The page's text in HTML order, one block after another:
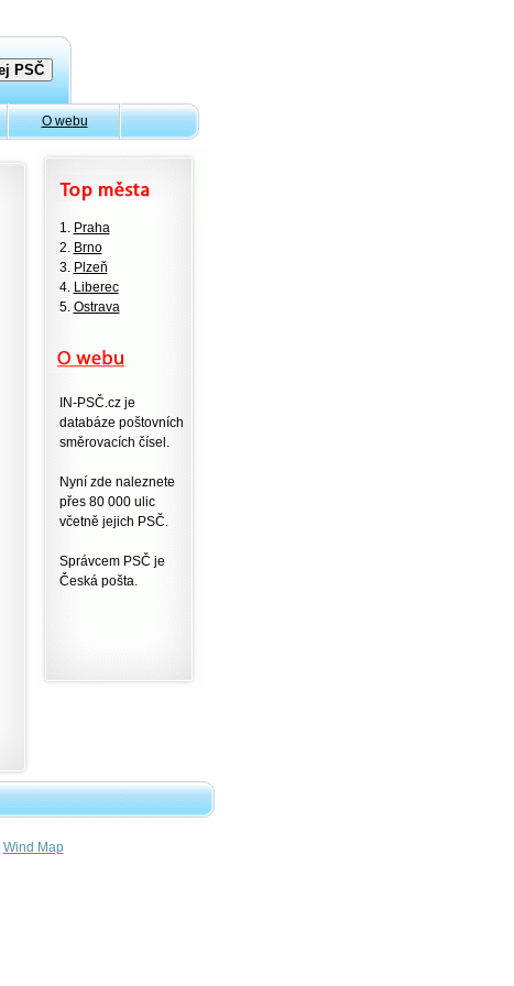
O webu
1. Praha
2. Brno
3. Plzeň
4. Liberec
5. Ostrava
IN-PSČ.cz je
databáze poštovních
směrovacích čísel.
Nyní zde naleznete
přes 80 000 ulic
včetně jejich PSČ.
Správcem PSČ je
Česká pošta.
Wind Map